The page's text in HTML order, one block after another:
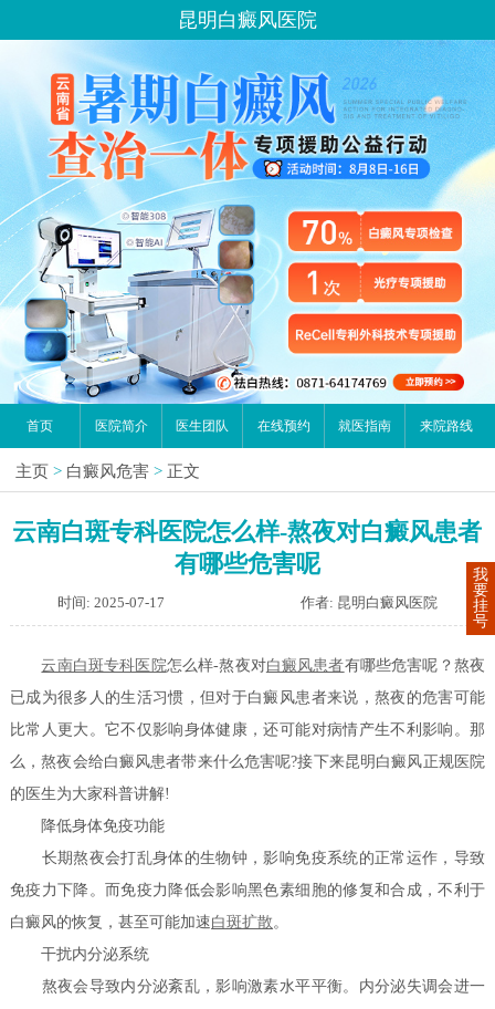
昆明白癜风医院
首页 医院简介 医生团队 在线预约 就医指南 来院路线
主页 > 白癜风危害 > 正文
云南白斑专科医院怎么样-熬夜对白癜风患者
有哪些危害呢
时间: 2025-07-17 作者: 昆明白癜风医院
云南白斑专科医院怎么样-熬夜对白癜风患者有哪些危害呢？熬夜
已成为很多人的生活习惯，但对于白癜风患者来说，熬夜的危害可能
比常人更大。它不仅影响身体健康，还可能对病情产生不利影响。那
么，熬夜会给白癜风患者带来什么危害呢?接下来昆明白癜风正规医院
的医生为大家科普讲解!
降低身体免疫功能
长期熬夜会打乱身体的生物钟，影响免疫系统的正常运作，导致
免疫力下降。而免疫力降低会影响黑色素细胞的修复和合成，不利于
白癜风的恢复，甚至可能加速白斑扩散。
干扰内分泌系统
熬夜会导致内分泌紊乱，影响激素水平平衡。内分泌失调会进一
我
要
挂
号